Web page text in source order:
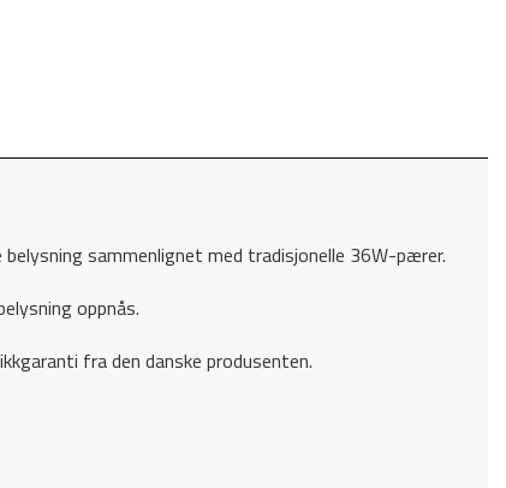
sammenlignet med tradisjonelle 36W-pærer.
oppnås.
fra den danske produsenten.